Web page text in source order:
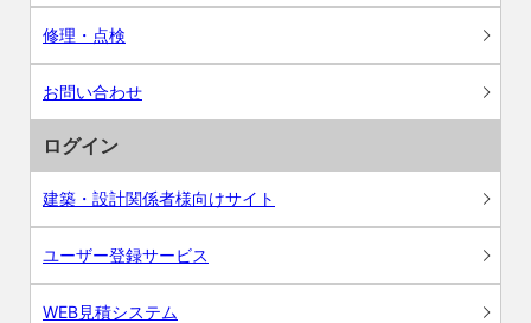
修理・点検
お問い合わせ
ログイン
建築・設計関係者様向けサイト
ユーザー登録サービス
WEB見積システム